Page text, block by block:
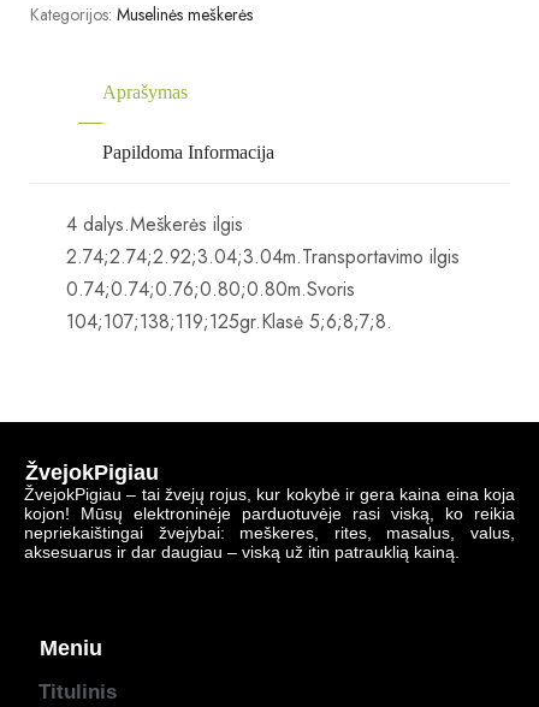
Kategorijos: Muselinės meškerės
Aprašymas
Papildoma Informacija
4 dalys.Meškerės ilgis
2.74;2.74;2.92;3.04;3.04m.Transportavimo ilgis
0.74;0.74;0.76;0.80;0.80m.Svoris
104;107;138;119;125gr.Klasė 5;6;8;7;8.
ŽvejokPigiau
ŽvejokPigiau – tai žvejų rojus, kur kokybė ir gera kaina eina koja
kojon! Mūsų elektroninėje parduotuvėje rasi viską, ko reikia
nepriekaištingai žvejybai: meškeres, rites, masalus, valus,
aksesuarus ir dar daugiau – viską už itin patrauklią kainą.
Meniu
Titulinis